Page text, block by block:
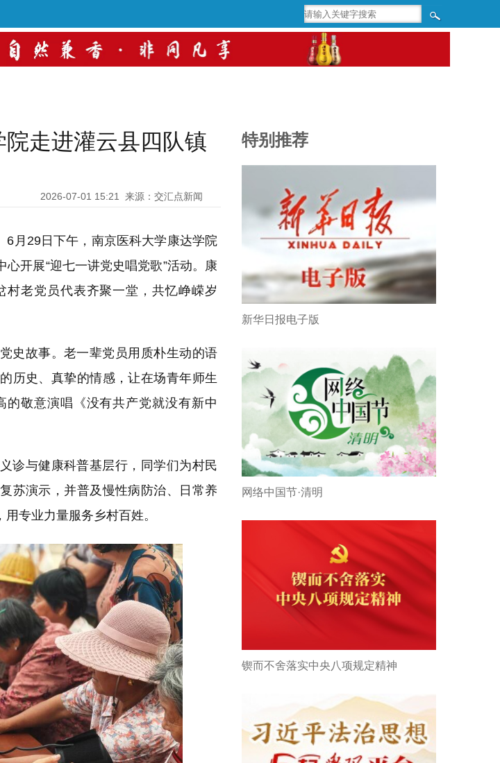
走进灌云县四队镇
2026-07-01 15:21 来源：交汇点新闻
6月29日下午，南京医科大学康达学院
开展“迎七一讲党史唱党歌”活动。康
老党员代表齐聚一堂，共忆峥嵘岁
史故事。老一辈党员用质朴生动的语
历史、真挚的情感，让在场青年师生
敬意演唱《没有共产党就没有新中
诊与健康科普基层行，同学们为村民
苏演示，并普及慢性病防治、日常养
专业力量服务乡村百姓。
特别推荐
新华日报电子版
网络中国节·清明
锲而不舍落实中央八项规定精神